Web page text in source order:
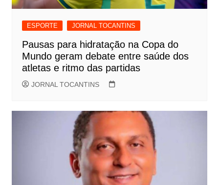
ESPORTE JORNAL TOCANTINS
Pausas para hidratação na Copa do
Mundo geram debate entre saúde dos
atletas e ritmo das partidas
JORNAL TOCANTINS